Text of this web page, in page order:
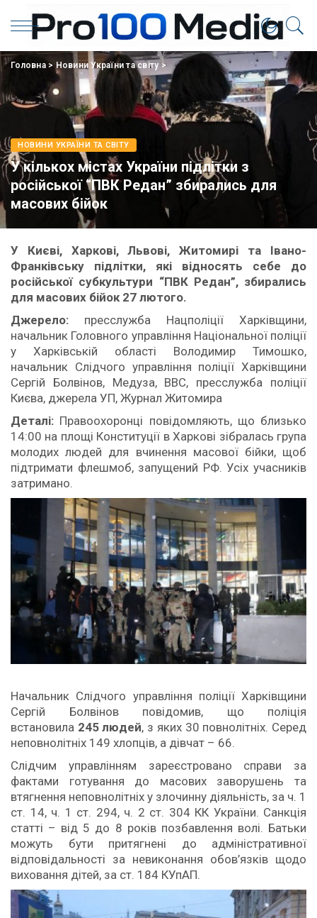
Головна> Новини України та світу >
НОВИНИ УКРАЇНИ ТА СВІТУ
У кількох містах України підлітки з
російської “ПВК Редан” збирались для
масових бійок
У Києві, Харкові, Львові, Житомирі та Івано-
Франківську підлітки, які відносять себе до
російської субкультури “ПВК Редан”, збирались
для масових бійок 27 лютого.
Джерело: пресслужба Нацполіції Харківщини,
начальник Головного управління Національної поліції
у Харківській області Володимир Тимошко,
начальник Слідчого управління поліції Харківщини
Сергій Болвінов, Медуза, BBC, пресслужба поліції
Києва, джерела УП, Журнал Житомира
Деталі: Правоохоронці повідомляють, що близько
14:00 на площі Конституції в Харкові зібралась група
молодих людей для вчинення масової бійки, щоб
підтримати флешмоб, запущений РФ. Усіх учасників
затримано.
Начальник Слідчого управління поліції Харківщини
Сергій Болвінов повідомив, що поліція
встановила 245 людей, з яких 30 повнолітніх. Серед
неповнолітніх 149 хлопців, а дівчат – 66.
Слідчим управлінням зареєстровано справи за
фактами готування до масових заворушень та
втягнення неповнолітніх у злочинну діяльність, за ч. 1
ст. 14, ч. 1 ст. 294, ч. 2 ст. 304 КК України. Санкція
статті – від 5 до 8 років позбавлення волі. Батьки
можуть бути притягнені до адміністративної
відповідальності за невиконання обов’язків щодо
виховання дітей, за ст. 184 КУпАП.